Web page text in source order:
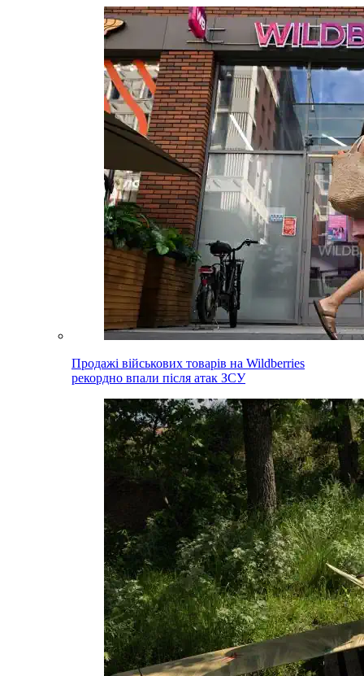
Продажі військових товарів на Wildberries
рекордно впали після атак ЗСУ